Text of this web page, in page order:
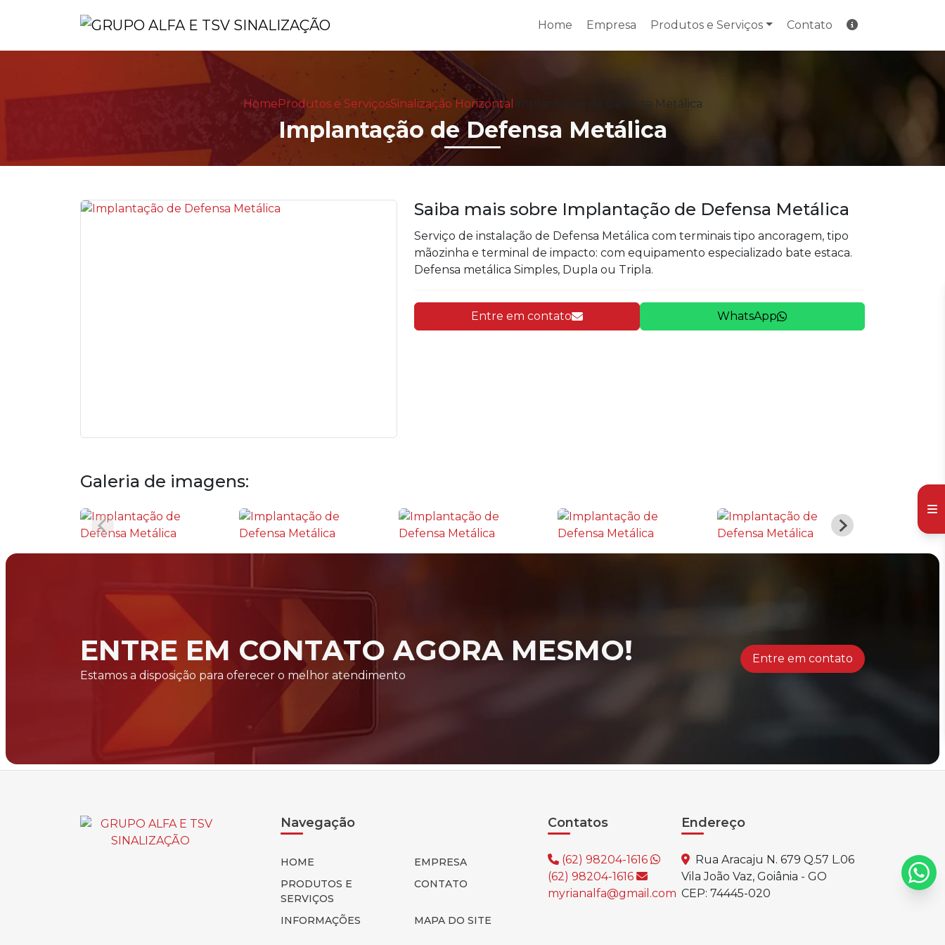
Home Empresa Produtos e Serviços Contato
HomeProdutos e ServiçosSinalização Horizontal Implantação de Defensa Metálica
Implantação de Defensa Metálica
Saiba mais sobre Implantação de Defensa Metálica
Serviço de instalação de Defensa Metálica com terminais tipo ancoragem, tipo
mãozinha e terminal de impacto: com equipamento especializado bate estaca.
Defensa metálica Simples, Dupla ou Tripla.
Entre em contato WhatsApp
Galeria de imagens:
ENTRE EM CONTATO AGORA MESMO!
Estamos a disposição para oferecer o melhor atendimento
Entre em contato
Navegação
HOME
EMPRESA
PRODUTOS E
SERVIÇOS
CONTATO
INFORMAÇÕES MAPA DO SITE
Contatos
(62) 98204-1616
(62) 98204-1616
myrianalfa@gmail.com
Endereço
Rua Aracaju N. 679 Q.57 L.06
Vila João Vaz, Goiânia - GO
CEP: 74445-020